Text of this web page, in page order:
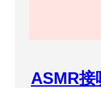
ASMR接